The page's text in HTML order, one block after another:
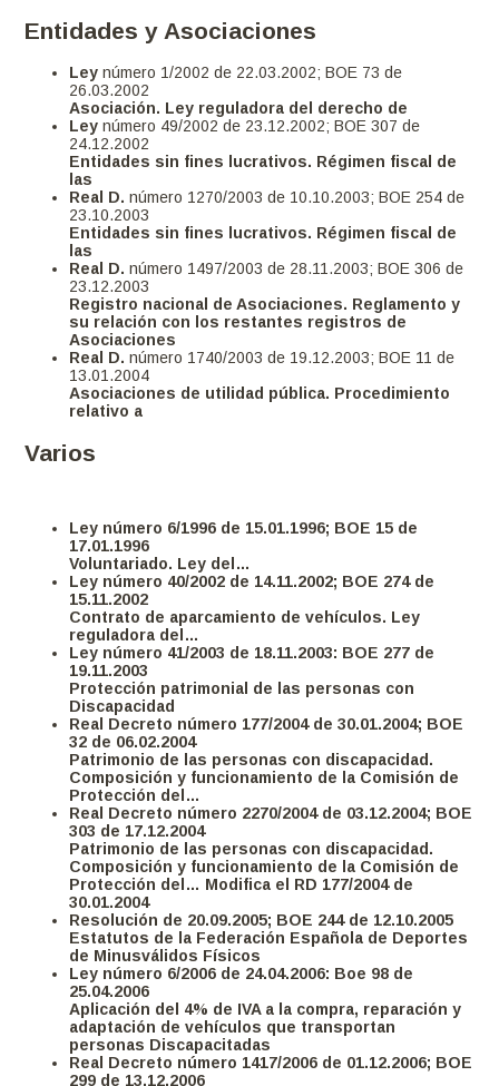
Entidades y Asociaciones
Ley número 1/2002 de 22.03.2002; BOE 73 de
26.03.2002
Asociación. Ley reguladora del derecho de
Ley número 49/2002 de 23.12.2002; BOE 307 de
24.12.2002
Entidades sin fines lucrativos. Régimen fiscal de
las
Real D.número 1270/2003 de 10.10.2003; BOE 254 de
23.10.2003
Entidades sin fines lucrativos. Régimen fiscal de
las
Real D. número 1497/2003 de 28.11.2003; BOE 306 de
23.12.2003
Registro nacional de Asociaciones. Reglamento y
su relación con los restantes registros de
Asociaciones
Real D. número 1740/2003 de 19.12.2003; BOE 11 de
13.01.2004
Asociaciones de utilidad pública. Procedimiento
relativo a
Varios
Ley número 6/1996 de 15.01.1996; BOE 15 de
17.01.1996
Voluntariado. Ley del…
Ley número 40/2002 de 14.11.2002; BOE 274 de
15.11.2002
Contrato de aparcamiento de vehículos. Ley
reguladora del…
Ley número 41/2003 de 18.11.2003: BOE 277 de
19.11.2003
Protección patrimonial de las personas con
Discapacidad
Real Decreto número 177/2004 de 30.01.2004; BOE
32 de 06.02.2004
Patrimonio de las personas con discapacidad.
Composición y funcionamiento de la Comisión de
Protección del…
Real Decreto número 2270/2004 de 03.12.2004; BOE
303 de 17.12.2004
Patrimonio de las personas con discapacidad.
Composición y funcionamiento de la Comisión de
Protección del… Modifica el RD 177/2004 de
30.01.2004
Resolución de 20.09.2005; BOE 244 de 12.10.2005
Estatutos de la Federación Española de Deportes
de Minusválidos Físicos
Ley número 6/2006 de 24.04.2006: Boe 98 de
25.04.2006
Aplicación del 4% de IVA a la compra, reparación y
adaptación de vehículos que transportan
personas Discapacitadas
Real Decreto número 1417/2006 de 01.12.2006; BOE
299 de 13.12.2006